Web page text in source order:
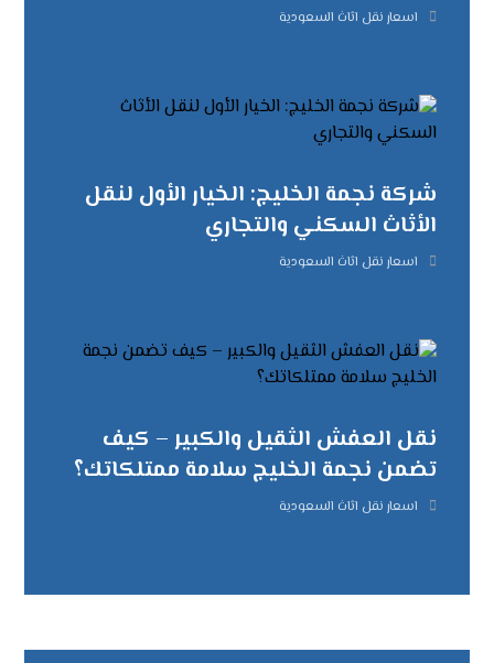
اسعار نقل اثاث السعودية
شركة نجمة الخليج: الخيار الأول لنقل
الأثاث السكني والتجاري
اسعار نقل اثاث السعودية
نقل العفش الثقيل والكبير – كيف
تضمن نجمة الخليج سلامة ممتلكاتك؟
اسعار نقل اثاث السعودية